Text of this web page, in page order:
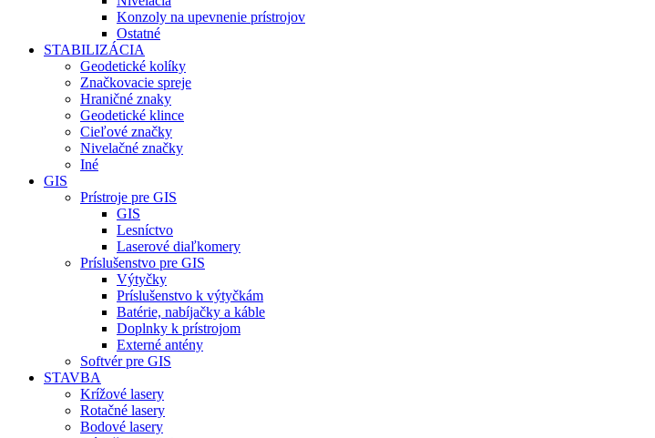
Konzoly na upevnenie prístrojov
Ostatné
STABILIZÁCIA
Geodetické kolíky
Značkovacie spreje
Hraničné znaky
Geodetické klince
Cieľové značky
Nivelačné značky
Iné
GIS
Prístroje pre GIS
GIS
Lesníctvo
Laserové diaľkomery
Príslušenstvo pre GIS
Výtyčky
Príslušenstvo k výtyčkám
Batérie, nabíjačky a káble
Doplnky k prístrojom
Externé antény
Softvér pre GIS
STAVBA
Krížové lasery
Rotačné lasery
Bodové lasery